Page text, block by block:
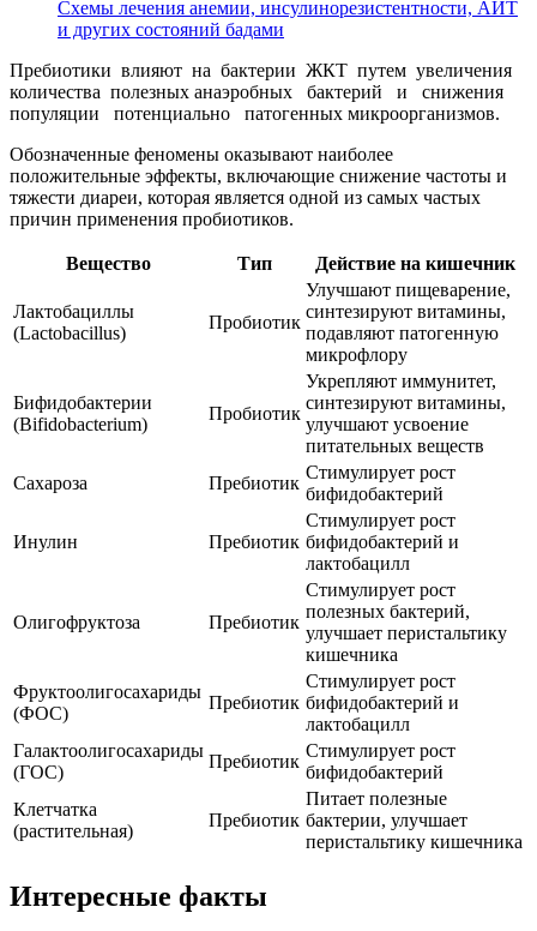
Схемы лечения анемии, инсулинорезистентности, АИТ
и других состояний бадами
Пребиотики влияют на бактерии ЖКТ путем увеличения
количества полезных анаэробных бактерий и снижения
популяции потенциально патогенных микроорганизмов.
Обозначенные феномены оказывают наиболее
положительные эффекты, включающие снижение частоты и
тяжести диареи, которая является одной из самых частых
причин применения пробиотиков.
Вещество Тип Действие на кишечник
Лактобациллы
(Lactobacillus)
Пробиотик
Улучшают пищеварение,
синтезируют витамины,
подавляют патогенную
микрофлору
Бифидобактерии
(Bifidobacterium)
Пробиотик
Укрепляют иммунитет,
синтезируют витамины,
улучшают усвоение
питательных веществ
Сахароза
Пребиотик
Стимулирует рост
бифидобактерий
Инулин Пребиотик
Стимулирует рост
бифидобактерий и
лактобацилл
Олигофруктоза Пребиотик
Стимулирует рост
полезных бактерий,
улучшает перистальтику
кишечника
Фруктоолигосахариды
(ФОС)
Пребиотик
Стимулирует рост
бифидобактерий и
лактобацилл
Галактоолигосахариды
(ГОС)
Пребиотик
Стимулирует рост
бифидобактерий
Клетчатка
(растительная)
Пребиотик
Питает полезные
бактерии, улучшает
перистальтику кишечника
Интересные факты